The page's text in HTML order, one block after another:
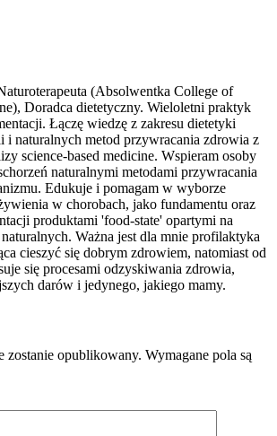
(Absolwentka College of
Doradca dietetyczny. Wieloletni praktyk
Łączę wiedzę z zakresu dietetyki
i naturalnych metod przywracania zdrowia z
science-based medicine. Wspieram osoby
naturalnymi metodami przywracania
Edukuje i pomagam w wyborze
w chorobach, jako fundamentu oraz
produktami 'food-state' opartymi na
Ważna jest dla mnie profilaktyka
cieszyć się dobrym zdrowiem, natomiast od
się procesami odzyskiwania zdrowia,
darów i jedynego, jakiego mamy.
zostanie opublikowany. Wymagane pola są